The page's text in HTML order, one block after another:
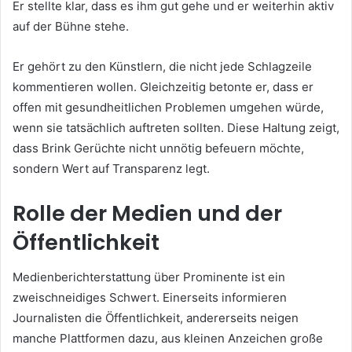
Er stellte klar, dass es ihm gut gehe und er weiterhin aktiv
auf der Bühne stehe.
Er gehört zu den Künstlern, die nicht jede Schlagzeile
kommentieren wollen. Gleichzeitig betonte er, dass er
offen mit gesundheitlichen Problemen umgehen würde,
wenn sie tatsächlich auftreten sollten. Diese Haltung zeigt,
dass Brink Gerüchte nicht unnötig befeuern möchte,
sondern Wert auf Transparenz legt.
Rolle der Medien und der
Öffentlichkeit
Medienberichterstattung über Prominente ist ein
zweischneidiges Schwert. Einerseits informieren
Journalisten die Öffentlichkeit, andererseits neigen
manche Plattformen dazu, aus kleinen Anzeichen große